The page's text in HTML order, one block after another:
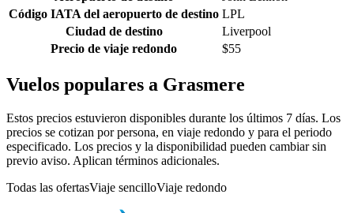
Código IATA del aeropuerto de destino LPL
Ciudad de destino
Liverpool
Precio de viaje redondo
$55
Vuelos populares a Grasmere
Estos precios estuvieron disponibles durante los últimos 7 días. Los
precios se cotizan por persona, en viaje redondo y para el periodo
especificado. Los precios y la disponibilidad pueden cambiar sin
previo aviso. Aplican términos adicionales.
Todas las ofertasViaje sencilloViaje redondo